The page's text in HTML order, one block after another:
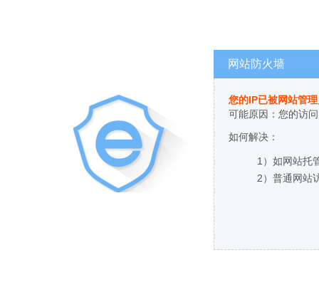
网站防火墙
您的IP已被网站管
可能原因：您的访
如何解决：
1）如网站托
2）普通网站